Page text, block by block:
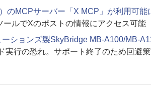
のMCPサーバー「X MCP」が利用可能
ールでXのポストの情報にアクセス可能
ションズ製SkyBridge MB-A100/MB-
実行の恐れ。サポート終了のため回避